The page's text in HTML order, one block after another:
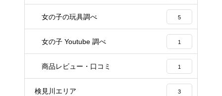
女の子の玩具調べ 5
女の子 Youtube 調べ 1
商品レビュー・口コミ 1
検見川エリア 3